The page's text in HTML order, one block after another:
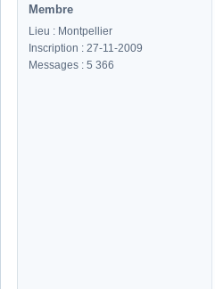
Membre
Lieu : Montpellier
Inscription : 27-11-2009
Messages : 5 366